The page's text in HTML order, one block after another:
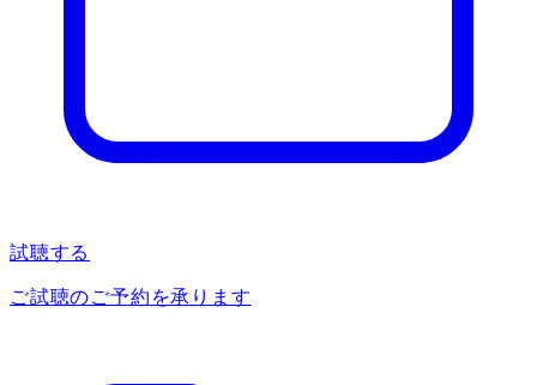
試聴する
ご試聴のご予約を承ります